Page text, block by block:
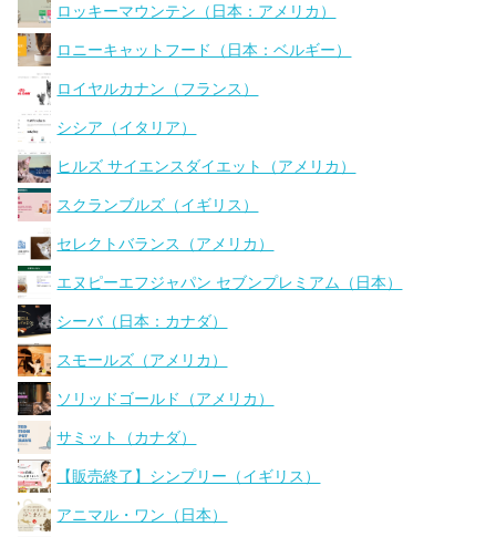
ロッキーマウンテン（日本：アメリカ）
ロニーキャットフード（日本：ベルギー）
ロイヤルカナン（フランス）
シシア（イタリア）
ヒルズ サイエンスダイエット（アメリカ）
スクランブルズ（イギリス）
セレクトバランス（アメリカ）
エヌピーエフジャパン セブンプレミアム（日本）
シーバ（日本：カナダ）
スモールズ（アメリカ）
ソリッドゴールド（アメリカ）
サミット（カナダ）
【販売終了】シンプリー（イギリス）
アニマル・ワン（日本）